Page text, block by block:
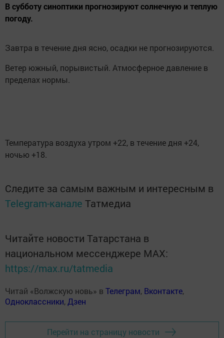
В субботу синоптики прогнозируют солнечную и теплую
погоду.
Завтра в течение дня ясно, осадки не прогнозируются.
Ветер южный, порывистый. Атмосферное давление в
пределах нормы.
Температура воздуха утром +22, в течение дня +24,
ночью +18.
Следите за самым важным и интересным в
Telegram-канале Татмедиа
Читайте новости Татарстана в
национальном мессенджере MАХ:
https://max.ru/tatmedia
Читай «Волжскую новь» в Телеграм, Вконтакте,
Одноклассники, Дзен
Перейти на страницу новости